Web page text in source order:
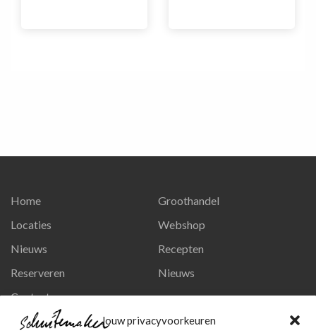
Jouw privacyvoorkeuren
Home
Locaties
Nieuws
Reserveren
Contact
Privacy en persoonsgegevens
Groothandel
Webshop
Recepten
Nieuws